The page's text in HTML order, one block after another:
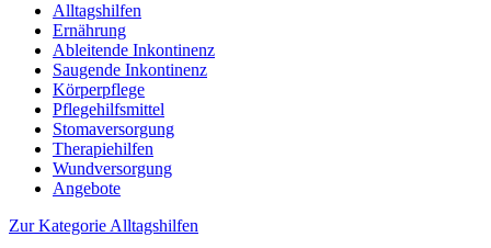
Alltagshilfen
Ernährung
Ableitende Inkontinenz
Saugende Inkontinenz
Körperpflege
Pflegehilfsmittel
Stomaversorgung
Therapiehilfen
Wundversorgung
Angebote
Zur Kategorie Alltagshilfen